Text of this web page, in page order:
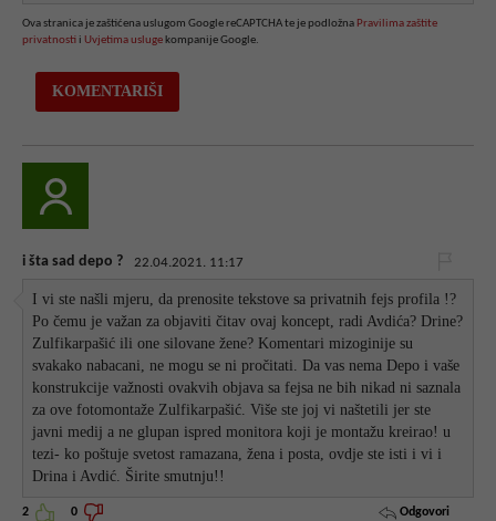
Ova stranica je zaštićena uslugom Google reCAPTCHA te je podložna Pravilima zaštite
privatnosti i Uvjetima usluge kompanije Google.
i šta sad depo ? 22.04.2021. 11:17
I vi ste našli mjeru, da prenosite tekstove sa privatnih fejs profila !?
Po čemu je važan za objaviti čitav ovaj koncept, radi Avdića? Drine?
Zulfikarpašić ili one silovane žene? Komentari mizoginije su
svakako nabacani, ne mogu se ni pročitati. Da vas nema Depo i vaše
konstrukcije važnosti ovakvih objava sa fejsa ne bih nikad ni saznala
za ove fotomontaže Zulfikarpašić. Više ste joj vi naštetili jer ste
javni medij a ne glupan ispred monitora koji je montažu kreirao! u
tezi- ko poštuje svetost ramazana, žena i posta, ovdje ste isti i vi i
Drina i Avdić. Širite smutnju!!
2 0 Odgovori